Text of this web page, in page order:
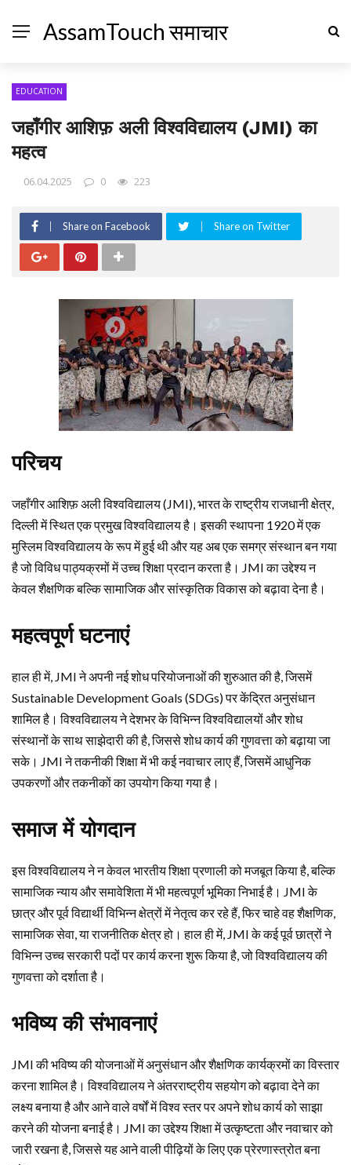
AssamTouch समाचार
EDUCATION
जहाँगीर आशिफ़ अली विश्वविद्यालय (JMI) का
महत्व
06.04.2025 0 223
Share on Facebook Share on Twitter
परिचय
जहाँगीर आशिफ़ अली विश्वविद्यालय (JMI), भारत के राष्ट्रीय राजधानी क्षेत्र,
दिल्ली में स्थित एक प्रमुख विश्वविद्यालय है। इसकी स्थापना 1920 में एक
मुस्लिम विश्वविद्यालय के रूप में हुई थी और यह अब एक समग्र संस्थान बन गया
है जो विविध पाठ्यक्रमों में उच्च शिक्षा प्रदान करता है। JMI का उद्देश्य न
केवल शैक्षणिक बल्कि सामाजिक और सांस्कृतिक विकास को बढ़ावा देना है।
महत्वपूर्ण घटनाएं
हाल ही में, JMI ने अपनी नई शोध परियोजनाओं की शुरुआत की है, जिसमें
Sustainable Development Goals (SDGs) पर केंद्रित अनुसंधान
शामिल है। विश्वविद्यालय ने देशभर के विभिन्न विश्वविद्यालयों और शोध
संस्थानों के साथ साझेदारी की है, जिससे शोध कार्य की गुणवत्ता को बढ़ाया जा
सके। JMI ने तकनीकी शिक्षा में भी कई नवाचार लाए हैं, जिसमें आधुनिक
उपकरणों और तकनीकों का उपयोग किया गया है।
समाज में योगदान
इस विश्वविद्यालय ने न केवल भारतीय शिक्षा प्रणाली को मजबूत किया है, बल्कि
सामाजिक न्याय और समावेशिता में भी महत्वपूर्ण भूमिका निभाई है। JMI के
छात्र और पूर्व विद्यार्थी विभिन्न क्षेत्रों में नेतृत्‍व कर रहे हैं, फिर चाहे वह शैक्षणिक,
सामाजिक सेवा, या राजनीतिक क्षेत्र हो। हाल ही में, JMI के कई पूर्व छात्रों ने
विभिन्न उच्च सरकारी पदों पर कार्य करना शुरू किया है, जो विश्वविद्यालय की
गुणवत्ता को दर्शाता है।
भविष्य की संभावनाएं
JMI की भविष्य की योजनाओं में अनुसंधान और शैक्षणिक कार्यक्रमों का विस्तार
करना शामिल है। विश्वविद्यालय ने अंतरराष्ट्रीय सहयोग को बढ़ावा देने का
लक्ष्य बनाया है और आने वाले वर्षों में विश्व स्तर पर अपने शोध कार्य को साझा
करने की योजना बनाई है। JMI का उद्देश्य शिक्षा में उत्कृष्टता और नवाचार को
जारी रखना है, जिससे यह आने वाली पीढ़ियों के लिए एक प्रेरणास्त्रोत बना